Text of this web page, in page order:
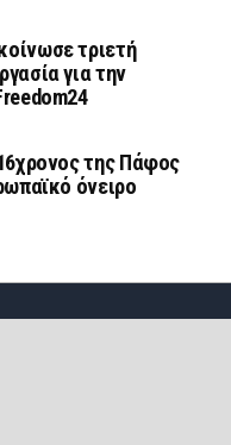
τριετή
για την
της Πάφος
όνειρο